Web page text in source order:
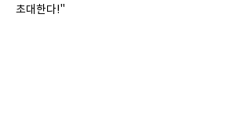
초대한다!"